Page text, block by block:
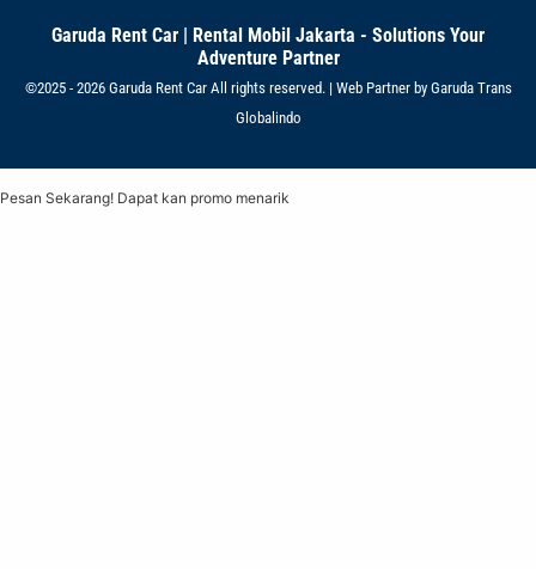
Garuda Rent Car | Rental Mobil Jakarta - Solutions Your
Adventure Partner
©2025 - 2026 Garuda Rent Car All rights reserved. | Web Partner by Garuda Trans
Globalindo
Pesan Sekarang! Dapat kan promo menarik